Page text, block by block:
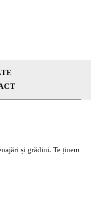
și grădini. Te ținem